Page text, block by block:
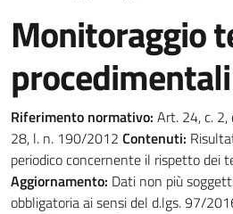
Monitoraggio
procedimentali
Riferimento normativo: Art. 24, c.
28, l. n. 190/2012 Contenuti:
periodico concernente il rispetto dei
Aggiornamento: Dati non più
obbligatoria ai sensi del d.lgs. 97/